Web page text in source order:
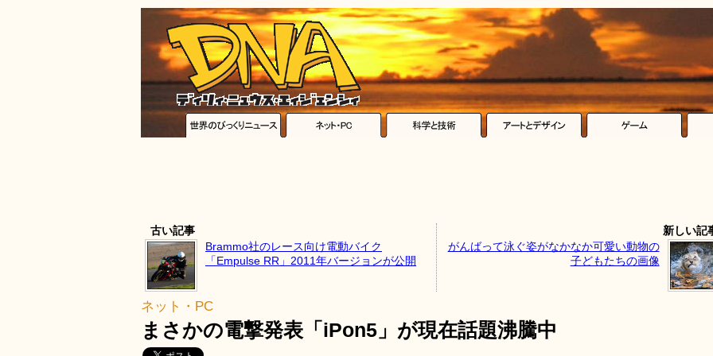
古い記事
Brammo社のレース向け電動バイク
「Empulse RR」2011年バージョンが公開
新しい記
がんばって泳ぐ姿がなかなか可愛い動物の
子どもたちの画像
ネット・PC
まさかの電撃発表「iPon5」が現在話題沸騰中